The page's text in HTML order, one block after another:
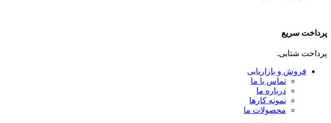
پرداخت سریع
پرداخت شتابی.
فروش و بازاریابی
تماس با ما
درباره ما
نمونه کارها
محصولات ما